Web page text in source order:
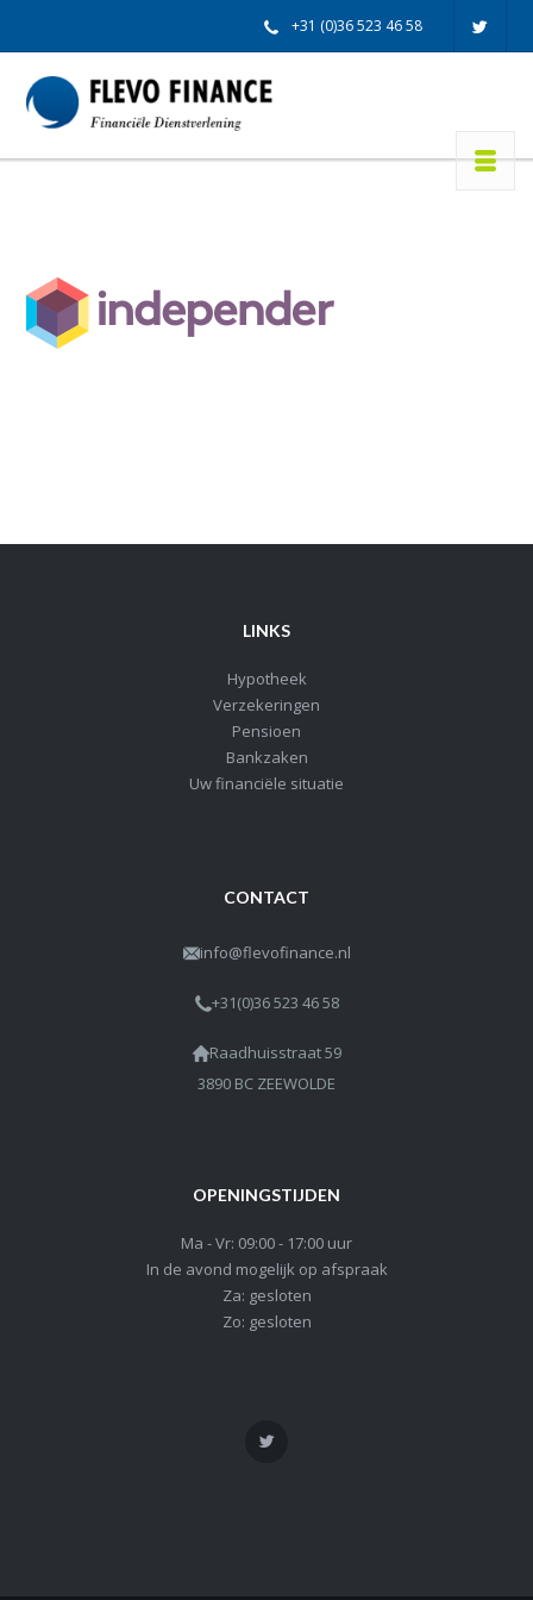
+31 (0)36 523 46 58
LINKS
Hypotheek
Verzekeringen
Pensioen
Bankzaken
Uw financiële situatie
CONTACT
info@flevofinance.nl
+31(0)36 523 46 58
Raadhuisstraat 59
3890 BC ZEEWOLDE
OPENINGSTIJDEN
Ma - Vr: 09:00 - 17:00 uur
In de avond mogelijk op afspraak
Za: gesloten
Zo: gesloten